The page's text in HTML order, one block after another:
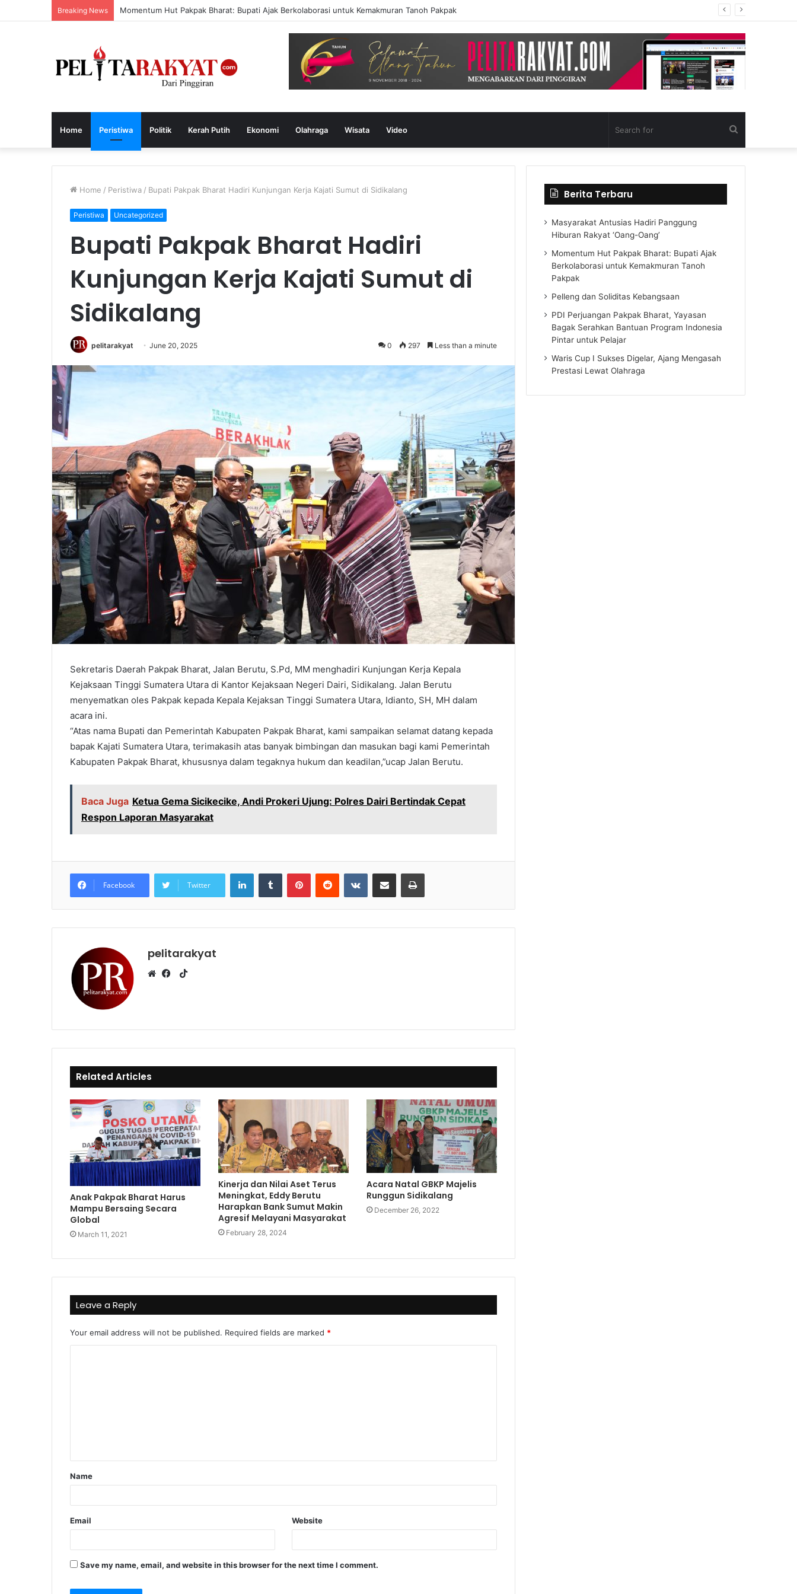
Breaking News Momentum Hut Pakpak Bharat: Bupati Ajak Berkolaborasi untuk Kemakmuran Tanoh Pakpak
Home Peristiwa Politik Kerah Putih Ekonomi Olahraga Wisata Video
for
Home / Peristiwa / Bupati Pakpak Bharat Hadiri Kunjungan Kerja Kajati Sumut di Sidikalang
Peristiwa Uncategorized
Bupati Pakpak Bharat Hadiri
Kunjungan Kerja Kajati Sumut di
Sidikalang
pelitarakyat June 20, 2025 0 297 Less than a minute
Sekretaris Daerah Pakpak Bharat, Jalan Berutu, S.Pd, MM menghadiri Kunjungan Kerja Kepala
Kejaksaan Tinggi Sumatera Utara di Kantor Kejaksaan Negeri Dairi, Sidikalang. Jalan Berutu
menyematkan oles Pakpak kepada Kepala Kejaksan Tinggi Sumatera Utara, Idianto, SH, MH dalam
acara ini.
“Atas nama Bupati dan Pemerintah Kabupaten Pakpak Bharat, kami sampaikan selamat datang kepada
bapak Kajati Sumatera Utara, terimakasih atas banyak bimbingan dan masukan bagi kami Pemerintah
Kabupaten Pakpak Bharat, khususnya dalam tegaknya hukum dan keadilan,”ucap Jalan Berutu.
Baca Juga Ketua Gema Sicikecike, Andi Prokeri Ujung: Polres Dairi Bertindak Cepat
Respon Laporan Masyarakat
Facebook Twitter
pelitarakyat
s
e
k
T
o
Related Articles
Anak Pakpak Bharat Harus
Mampu Bersaing Secara
Global
March 11, 2021
Kinerja dan Nilai Aset Terus
Meningkat, Eddy Berutu
Harapkan Bank Sumut Makin
Agresif Melayani Masyarakat
February 28, 2024
Acara Natal GBKP Majelis
Runggun Sidikalang
December 26, 2022
Leave a Reply
Your email address will not be published. Required fields are marked *
t
*
Name
Email Website
Save my name, email, and website in this browser for the next time I comment.
Berita Terbaru
Masyarakat Antusias Hadiri Panggung
Hiburan Rakyat ‘Oang-Oang’
Momentum Hut Pakpak Bharat: Bupati Ajak
Berkolaborasi untuk Kemakmuran Tanoh
Pakpak
Pelleng dan Soliditas Kebangsaan
PDI Perjuangan Pakpak Bharat, Yayasan
Bagak Serahkan Bantuan Program Indonesia
Pintar untuk Pelajar
Waris Cup I Sukses Digelar, Ajang Mengasah
Prestasi Lewat Olahraga